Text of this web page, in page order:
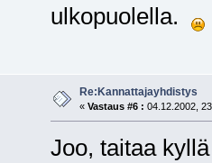
ulkopuolella.
Re:Kannattajayhdistys
« Vastaus #6 : 04.12.2002,
Joo, taitaa